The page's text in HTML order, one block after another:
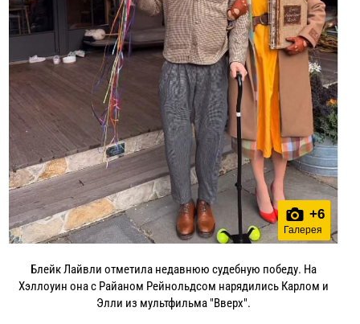
+6
Галерея
Блейк Лайвли отметила недавнюю судебную победу. На
Хэллоуин она с Райаном Рейнольдсом нарядились Карлом и
Элли из мультфильма "Вверх".